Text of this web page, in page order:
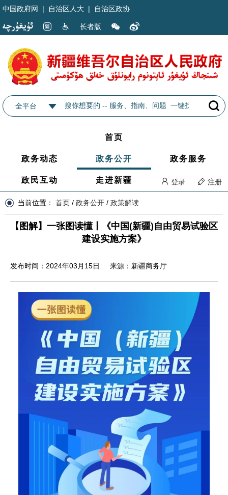
中国政府网 | 自治区人大 | 自治区政协
长者版
全平台
首页
政务动态 政务公开 政务服务
政民互动 走进新疆 登录 注册
当前位置： 首页 / 政务公开 / 政策解读
【图解】一张图读懂丨《中国(新疆)自由贸易试验区
建设实施方案》
发布时间：2024年03月15日 来源：新疆商务厅